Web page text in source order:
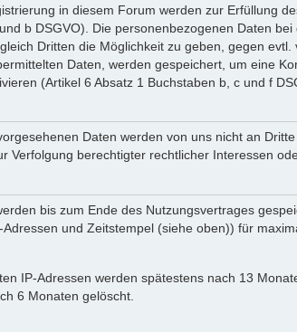
in diesem Forum werden zur Erfüllung
b DSGVO). Die personenbezogenen Daten
Dritten die Möglichkeit zu geben, gegen
Daten, werden gespeichert, um eine
(Artikel 6 Absatz 1 Buchstaben b, c und f
Daten werden von uns nicht an
Verfolgung berechtigter rechtlicher Interessen
bis zum Ende des Nutzungsvertrages
und Zeitstempel (siehe oben)) für
IP-Adressen werden spätestens nach 13
6 Monaten gelöscht.